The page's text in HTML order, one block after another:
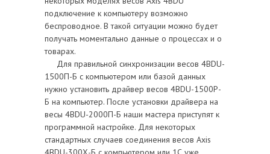
подключение к компьютеру возможно
беспроводное. В такой ситуации можно будет
получать моментально данные о процессах и о
товарах.
Для правильной синхронизации весов 4BDU-
1500П-Б с компьютером или базой данных
нужно установить драйвер весов 4BDU-1500Р-
Б на компьютер. После установки драйвера на
весы 4BDU-2000П-Б наши мастера приступят к
программной настройке. Для некоторых
стандартных случаев соединения весов Axis